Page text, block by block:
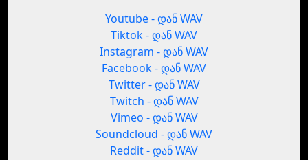
Youtube - დან WAV
Tiktok - დან WAV
Instagram - დან WAV
Facebook - დან WAV
Twitter - დან WAV
Twitch - დან WAV
Vimeo - დან WAV
Soundcloud - დან WAV
Reddit - დან WAV